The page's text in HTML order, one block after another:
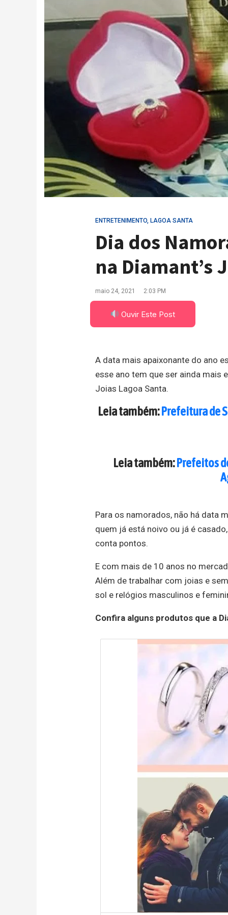
ENTRETENIMENTO, LAGOA SANTA
Dia dos
na Diamant’s
maio 24, 2021 2:03 PM
Ouvir Este Post
A data mais apaixonante do ano
esse ano tem que ser ainda mais
Joias Lagoa Santa.
Leia também:Prefeitura de
Leia também:Prefeitos
Para os namorados, não há data
quem já está noivo ou já é
conta pontos.
E com mais de 10 anos no
Além de trabalhar com joias e
sol e relógios masculinos e
Confira alguns produtos que a